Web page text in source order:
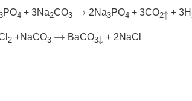
PO4 + 3Na2CO3 →
→ 2Na3PO4 + 3CO2↑
↑+ 3H
2+NaCO3 →
→ BaCO3↓
↓ + 2NaCl